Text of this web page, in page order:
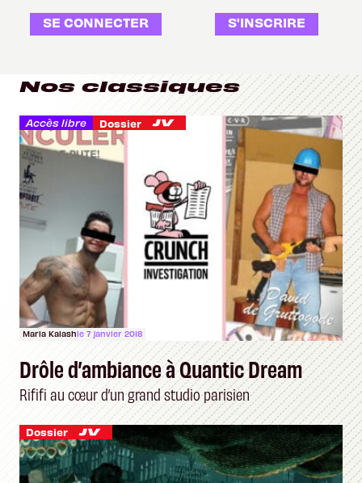
SE CONNECTER S'INSCRIRE
Nos classiques
Accès libre Dossier
Maria Kalashle 7 janvier 2018
Drôle d’ambiance à Quantic Dream
Rififi au cœur d’un grand studio parisien
Dossier